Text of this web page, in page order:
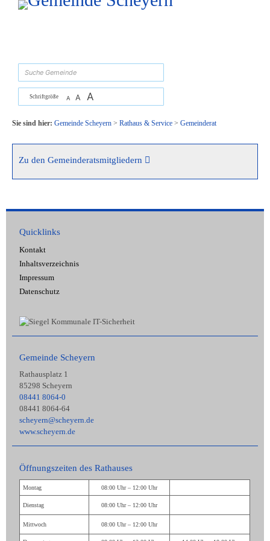
Zum Inhalt, zur Navigationoder zur Startseite springen.
Schriftgröße A A A
Sie sind hier: Gemeinde Scheyern> Rathaus & Service> Gemeinderat
Zu den Gemeinderatsmitgliedern
Quicklinks
Kontakt
Inhaltsverzeichnis
Impressum
Datenschutz
Gemeinde Scheyern
Rathausplatz 1
85298 Scheyern
08441 8064-0
08441 8064-64
scheyern@scheyern.de
www.scheyern.de
Öffnungszeiten des Rathauses
Montag 08:00 Uhr – 12:00 Uhr
Dienstag 08:00 Uhr – 12:00 Uhr
Mittwoch 08:00 Uhr – 12:00 Uhr